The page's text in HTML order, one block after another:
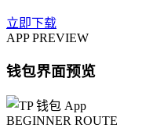
立即下载
APP PREVIEW
钱包界面预览
BEGINNER ROUTE